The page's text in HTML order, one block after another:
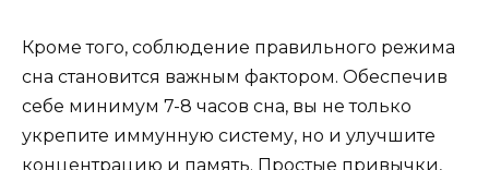
Кроме того, соблюдение правильного режима
сна становится важным фактором. Обеспечив
себе минимум 7-8 часов сна, вы не только
укрепите иммунную систему, но и улучшите
концентрацию и память. Простые привычки,